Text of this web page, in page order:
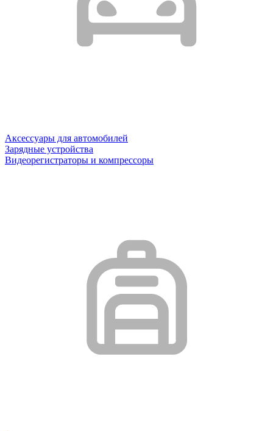
Аксессуары для автомобилей
Зарядные устройства
Видеорегистраторы и компрессоры